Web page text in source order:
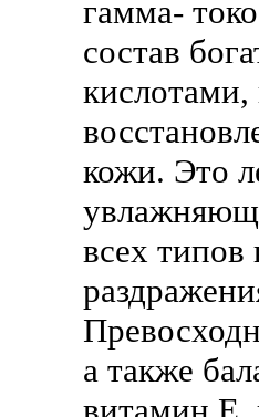
гамма-
состав
кожи. Это
всех
а также